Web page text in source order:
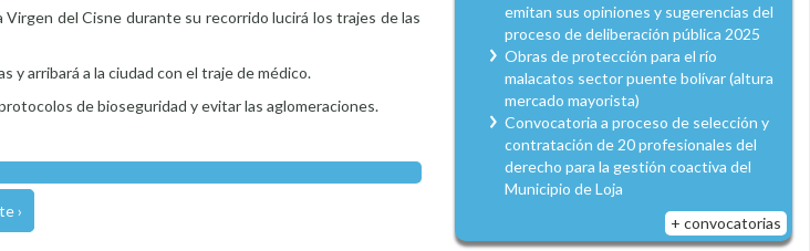
del Cisne durante su recorrido lucirá los trajes de las
y arribará a la ciudad con el traje de médico.
de bioseguridad y evitar las aglomeraciones.
›
emitan sus opiniones y sugerencias del
proceso de deliberación pública 2025
Obras de protección para el río
malacatos sector puente bolívar (altura
mercado mayorista)
Convocatoria a proceso de selección y
contratación de 20 profesionales del
derecho para la gestión coactiva del
Municipio de Loja
+ convocatorias